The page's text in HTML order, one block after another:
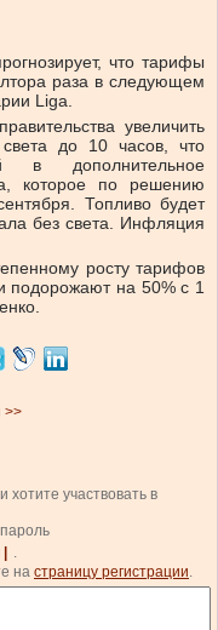
что тарифы
раза в следующем
Liga.
увеличить
до 10 часов, что
в дополнительное
которое по решению
Топливо будет
без света. Инфляция
росту тарифов
подорожают на 50% с 1
>>
хотите участвовать в
.
на страницу регистрации.